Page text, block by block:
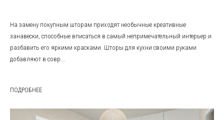
На замену покупным шторам приходят необычные креативные
занавески, способные вписаться в самый непримечательный интерьер и
разбавить его яркими красками. Шторы для кухни своими руками
добавляют в совр...
ПОДРОБНЕЕ